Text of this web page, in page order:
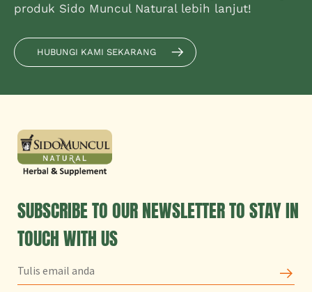
produk Sido Muncul Natural lebih lanjut!
HUBUNGI KAMI SEKARANG
SUBSCRIBE TO OUR NEWSLETTER TO STAY IN
TOUCH WITH US